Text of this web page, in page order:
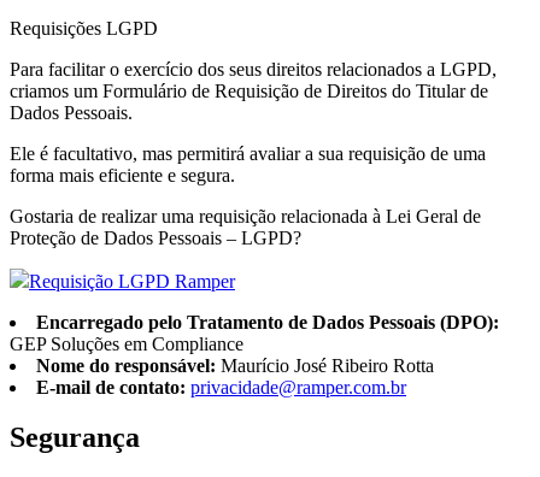
Requisições LGPD
Para facilitar o exercício dos seus direitos relacionados a LGPD,
criamos um Formulário de Requisição de Direitos do Titular de
Dados Pessoais.
Ele é facultativo, mas permitirá avaliar a sua requisição de uma
forma mais eficiente e segura.
Gostaria de realizar uma requisição relacionada à Lei Geral de
Proteção de Dados Pessoais – LGPD?
Requisição LGPD Ramper
Encarregado pelo Tratamento de Dados Pessoais (DPO):
GEP Soluções em Compliance
Nome do responsável: Maurício José Ribeiro Rotta
E-mail de contato: privacidade@ramper.com.br
Segurança